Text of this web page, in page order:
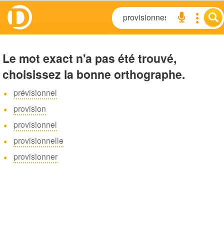
Le mot exact n'a pas été trouvé,
choisissez la bonne orthographe.
prévisionnel
provision
provisionnel
provisionnelle
provisionner